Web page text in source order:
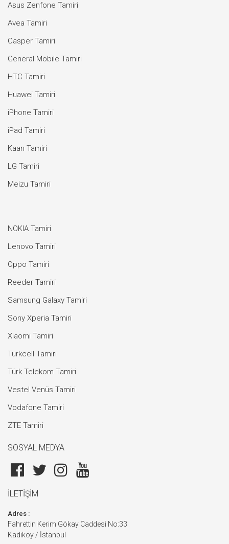
Asus Zenfone Tamiri
Avea Tamiri
Casper Tamiri
General Mobile Tamiri
HTC Tamiri
Huawei Tamiri
iPhone Tamiri
iPad Tamiri
Kaan Tamiri
LG Tamiri
Meizu Tamiri
NOKIA Tamiri
Lenovo Tamiri
Oppo Tamiri
Reeder Tamiri
Samsung Galaxy Tamiri
Sony Xperia Tamiri
Xiaomi Tamiri
Turkcell Tamiri
Türk Telekom Tamiri
Vestel Venüs Tamiri
Vodafone Tamiri
ZTE Tamiri
SOSYAL MEDYA
İLETİŞİM
Adres :
Fahrettin Kerim Gökay Caddesi No:33
Kadıköy / İstanbul